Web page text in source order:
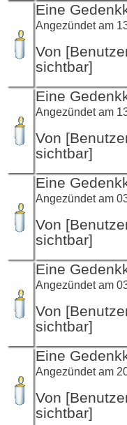
Eine
Angezündet am
Von
sichtbar]
Eine
Angezündet am
Von
sichtbar]
Eine
Angezündet am
Von
sichtbar]
Eine
Angezündet am
Von
sichtbar]
Eine
Angezündet am
Von
sichtbar]